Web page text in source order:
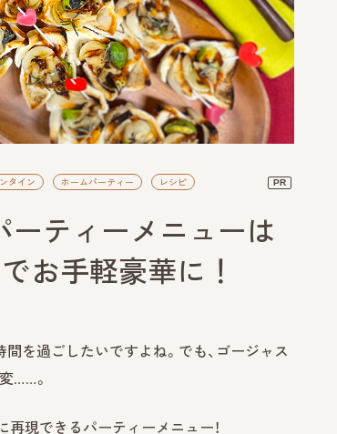
タイン ホームパーティー レシピ PR
ティーメニューは
お手軽豪華に！
を過ごしたいですよね。でも、ゴージャス
……。
現できるパーティーメニュー！